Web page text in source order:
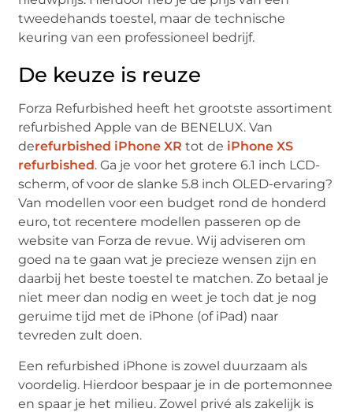
tweedehands toestel, maar de technische
keuring van een professioneel bedrijf.
De keuze is reuze
Forza Refurbished heeft het grootste assortiment
refurbished Apple van de BENELUX. Van
derefurbished iPhone XR tot de iPhone XS
refurbished. Ga je voor het grotere 6.1 inch LCD-
scherm, of voor de slanke 5.8 inch OLED-ervaring?
Van modellen voor een budget rond de honderd
euro, tot recentere modellen passeren op de
website van Forza de revue. Wij adviseren om
goed na te gaan wat je precieze wensen zijn en
daarbij het beste toestel te matchen. Zo betaal je
niet meer dan nodig en weet je toch dat je nog
geruime tijd met de iPhone (of iPad) naar
tevreden zult doen.
Een refurbished iPhone is zowel duurzaam als
voordelig. Hierdoor bespaar je in de portemonnee
en spaar je het milieu. Zowel privé als zakelijk is